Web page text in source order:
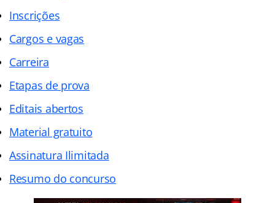
Inscrições
Cargos e vagas
Carreira
Etapas de prova
Editais abertos
Material gratuito
Assinatura Ilimitada
Resumo do concurso